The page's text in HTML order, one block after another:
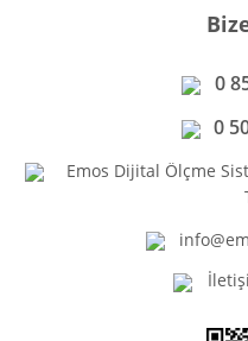
0
0
Emos Dijital Ölçme